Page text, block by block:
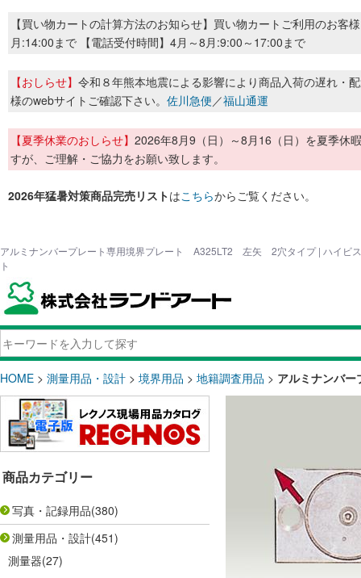
【買い物カートの計算方法のお知らせ】買い物カートご利用のお客
月:14:00まで 【電話受付時間】4月～8月:9:00～17:00まで
【おしらせ】 令和８年熊本地震による影響により商品入荷の遅れ・
様のwebサイトご確認下さい。 佐川急便／福山通運
【夏季休業のおしらせ】 2026年8月9（日）～8月16（日）を夏季休
すが、ご理解・ご協力をお願い致します。
2026年猛暑対策商品完売リストはこちらからご覧ください。
アルミナンバープレート専用境界プレート A325LT2 左矢 2穴タイプ | ハイビ
ト
HOME > 測量用品・設計 > 境界用品 > 地籍調査用品 > アルミナンバ
商品カテゴリー
写真・記録用品(380)
測量用品・設計(451)
測量器(27)